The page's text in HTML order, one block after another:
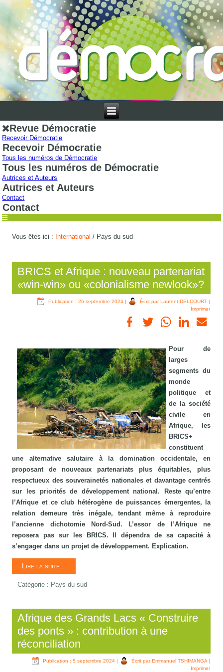
Revue Démocratie
Recevoir Démocratie
Recevoir Démocratie
Tous les numéros de Démocratie
Tous les numéros de Démocratie
Autrices et Auteurs
Autrices et Auteurs
Contact
Contact
Vous êtes ici : International / Pays du sud
BRICS et Afrique : nouveau partenariat
«win-win» ou «colonialisme newlook»?
Publication : 26 septembre 2024 | Écrit par Laurent DELCOURT |
Imprimer
Pour de
larges
segments du
monde
politique et
de la société
civile en
Afrique, les
BRICS+
constituent
une alternative salutaire à la domination occidentale, en
proposant de nouveaux partenariats plus équitables, plus
respectueux des souverainetés nationales et davantage centrés
sur les priorités de développement national. Reste qu’entre
l’Afrique et ce club hétérogène de puissances émergentes, la
relation demeure très inégale, tendant même à reproduire
l’ancienne dichotomie Nord-Sud. L’essor de l’Afrique ne
reposera pas sur les BRICS. Il dépendra de sa capacité à
s’engager dans un projet de développement. Explication.
Lire la suite...
Catégorie : Pays du sud
Afrique des Grands Lacs « Construire
des ponts » : contribution à une
réconciliation
Publication : 5 septembre 2024 | Écrit par Emmanuel TSHIMANGA |
Imprimer